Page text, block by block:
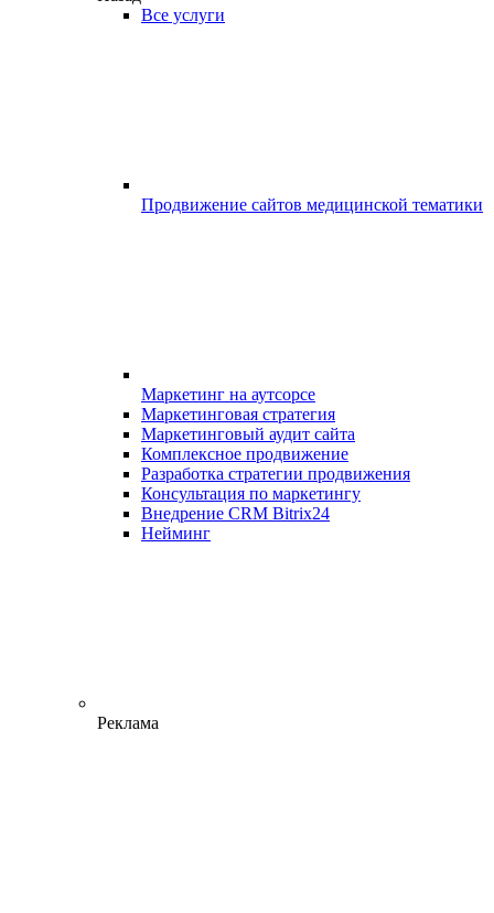
Все услуги
Продвижение сайтов медицинской тематики
Маркетинг на аутсорсе
Маркетинговая стратегия
Маркетинговый аудит сайта
Комплексное продвижение
Разработка стратегии продвижения
Консультация по маркетингу
Внедрение CRM Bitrix24
Нейминг
Реклама